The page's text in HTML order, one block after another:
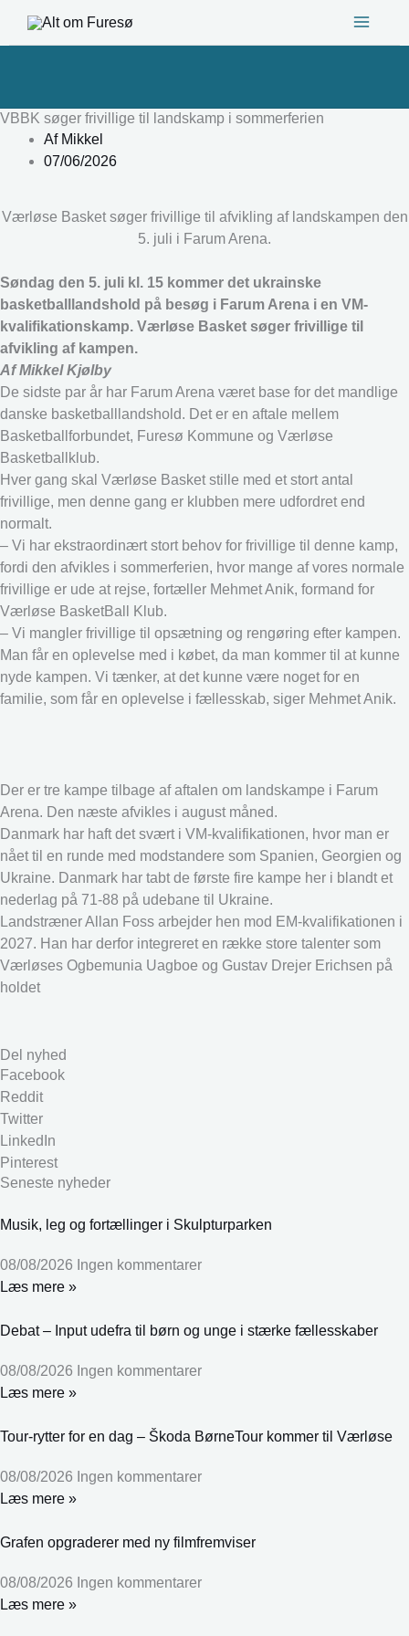
VBBK søger frivillige til landskamp i sommerferien
AfMikkel
07/06/2026
Værløse Basket søger frivillige til afvikling af landskampen den
5. juli i Farum Arena.
Søndag den 5. juli kl. 15 kommer det ukrainske
basketballlandshold på besøg i Farum Arena i en VM-
kvalifikationskamp. Værløse Basket søger frivillige til
afvikling af kampen.
Af Mikkel Kjølby
De sidste par år har Farum Arena været base for det mandlige
danske basketballlandshold. Det er en aftale mellem
Basketballforbundet, Furesø Kommune og Værløse
Basketballklub.
Hver gang skal Værløse Basket stille med et stort antal
frivillige, men denne gang er klubben mere udfordret end
normalt.
– Vi har ekstraordinært stort behov for frivillige til denne kamp,
fordi den afvikles i sommerferien, hvor mange af vores normale
frivillige er ude at rejse, fortæller Mehmet Anik, formand for
Værløse BasketBall Klub.
– Vi mangler frivillige til opsætning og rengøring efter kampen.
Man får en oplevelse med i købet, da man kommer til at kunne
nyde kampen. Vi tænker, at det kunne være noget for en
familie, som får en oplevelse i fællesskab, siger Mehmet Anik.
Der er tre kampe tilbage af aftalen om landskampe i Farum
Arena. Den næste afvikles i august måned.
Danmark har haft det svært i VM-kvalifikationen, hvor man er
nået til en runde med modstandere som Spanien, Georgien og
Ukraine. Danmark har tabt de første fire kampe her i blandt et
nederlag på 71-88 på udebane til Ukraine.
Landstræner Allan Foss arbejder hen mod EM-kvalifikationen i
2027. Han har derfor integreret en række store talenter som
Værløses Ogbemunia Uagboe og Gustav Drejer Erichsen på
holdet
Del nyhed
Facebook
Reddit
Twitter
LinkedIn
Pinterest
Seneste nyheder
Musik, leg og fortællinger i Skulpturparken
08/08/2026 Ingen kommentarer
Læs mere »
Debat – Input udefra til børn og unge i stærke fællesskaber
08/08/2026 Ingen kommentarer
Læs mere »
Tour-rytter for en dag – Škoda BørneTour kommer til Værløse
08/08/2026 Ingen kommentarer
Læs mere »
Grafen opgraderer med ny filmfremviser
08/08/2026 Ingen kommentarer
Læs mere »